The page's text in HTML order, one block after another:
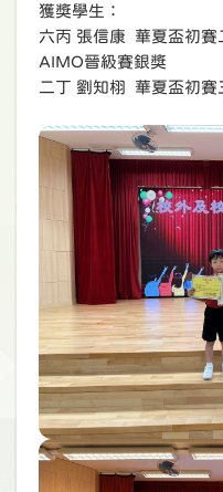
獲獎學生：
六丙 張信康 華夏盃初賽
AIMO晉級賽銀獎
二丁 劉知栩 華夏盃初賽